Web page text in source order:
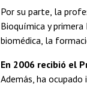
Por su parte, la
Bioquímica y
biomédica, la
En 2006 recibió el
Además, ha